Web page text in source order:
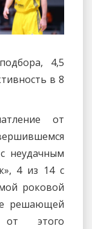
4,5
в 8
от
неудачным
4 из 14 с
роковой
решающей
от этого